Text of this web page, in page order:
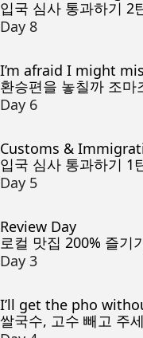
입국 심사 통과하기 2
Day 8
I’m afraid I might
환승편을 놓칠까 조마
Day 6
Customs &
입국 심사 통과하기 1
Day 5
Review Day
로컬 맛집 200% 즐기
Day 3
I’ll get the pho
쌀국수, 고수 빼고 주